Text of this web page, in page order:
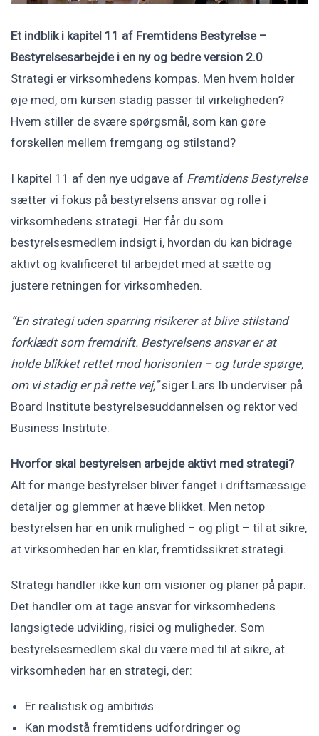
Et indblik i kapitel 11 af Fremtidens Bestyrelse –
Bestyrelsesarbejde i en ny og bedre version 2.0
Strategi er virksomhedens kompas. Men hvem holder
øje med, om kursen stadig passer til virkeligheden?
Hvem stiller de svære spørgsmål, som kan gøre
forskellen mellem fremgang og stilstand?
I kapitel 11 af den nye udgave af Fremtidens Bestyrelse
sætter vi fokus på bestyrelsens ansvar og rolle i
virksomhedens strategi. Her får du som
bestyrelsesmedlem indsigt i, hvordan du kan bidrage
aktivt og kvalificeret til arbejdet med at sætte og
justere retningen for virksomheden.
“En strategi uden sparring risikerer at blive stilstand
forklædt som fremdrift. Bestyrelsens ansvar er at
holde blikket rettet mod horisonten – og turde spørge,
om vi stadig er på rette vej,”siger Lars Ib underviser på
Board Institute bestyrelsesuddannelsen og rektor ved
Business Institute.
Hvorfor skal bestyrelsen arbejde aktivt med strategi?
Alt for mange bestyrelser bliver fanget i driftsmæssige
detaljer og glemmer at hæve blikket. Men netop
bestyrelsen har en unik mulighed – og pligt – til at sikre,
at virksomheden har en klar, fremtidssikret strategi.
Strategi handler ikke kun om visioner og planer på papir.
Det handler om at tage ansvar for virksomhedens
langsigtede udvikling, risici og muligheder. Som
bestyrelsesmedlem skal du være med til at sikre, at
virksomheden har en strategi, der:
Er realistisk og ambitiøs
Kan modstå fremtidens udfordringer og